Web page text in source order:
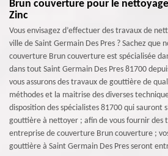
Brun couverture pour le
Zinc
Vous envisagez d’effectuer des travaux de
ville de Saint Germain Des Pres ? Sachez que
couverture Brun couverture est spécialisée
dans tout Saint Germain Des Pres 81700
vous assurons des travaux de gouttière de
méthodes et la maitrise des diverses
disposition des spécialistes 81700 qui sauront
gouttière à nettoyer ; afin de vous fournir des
entreprise de couverture Brun couverture ;
gouttière à Saint Germain Des Pres seront